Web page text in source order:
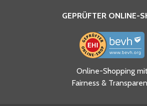
Ja, ich habe die
Datenschutzhinweise
und akzeptiere diese.
GEPRÜFTER ONLINE-
Online-Shopping
Fairness &